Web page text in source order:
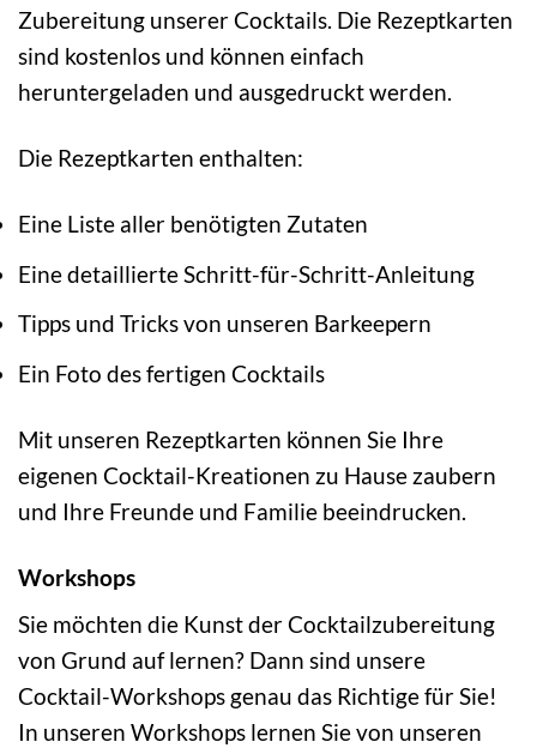
Zubereitung unserer Cocktails. Die Rezeptkarten
sind kostenlos und können einfach
heruntergeladen und ausgedruckt werden.
Die Rezeptkarten enthalten:
Eine Liste aller benötigten Zutaten
Eine detaillierte Schritt-für-Schritt-Anleitung
Tipps und Tricks von unseren Barkeepern
Ein Foto des fertigen Cocktails
Mit unseren Rezeptkarten können Sie Ihre
eigenen Cocktail-Kreationen zu Hause zaubern
und Ihre Freunde und Familie beeindrucken.
Workshops
Sie möchten die Kunst der Cocktailzubereitung
von Grund auf lernen? Dann sind unsere
Cocktail-Workshops genau das Richtige für Sie!
In unseren Workshops lernen Sie von unseren